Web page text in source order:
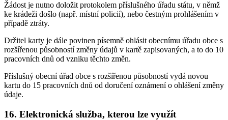
Žádost je nutno doložit protokolem příslušného úřadu státu, v němž
ke krádeži došlo (např. místní policií), nebo čestným prohlášením v
případě ztráty.
Držitel karty je dále povinen písemně ohlásit obecnímu úřadu obce s
rozšířenou působností změny údajů v kartě zapisovaných, a to do 10
pracovních dnů od vzniku těchto změn.
Příslušný obecní úřad obce s rozšířenou působností vydá novou
kartu do 15 pracovních dnů od doručení oznámení o ohlášení změny
údaje.
16. Elektronická služba, kterou lze využít